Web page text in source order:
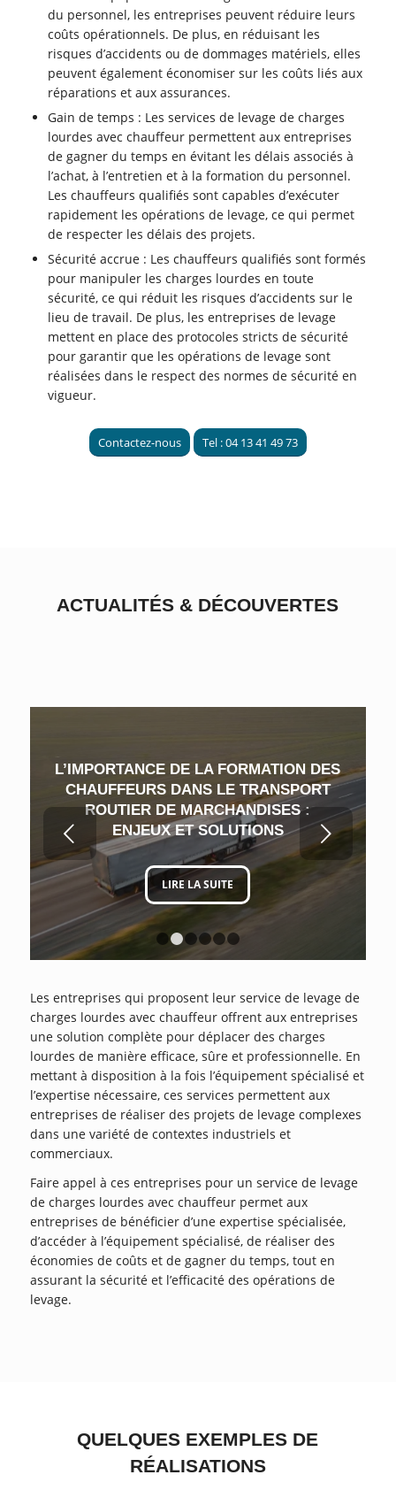
du personnel, les entreprises peuvent réduire leurs
coûts opérationnels. De plus, en réduisant les
risques d’accidents ou de dommages matériels, elles
peuvent également économiser sur les coûts liés aux
réparations et aux assurances.
Gain de temps : Les services de levage de charges
lourdes avec chauffeur permettent aux entreprises
de gagner du temps en évitant les délais associés à
l’achat, à l’entretien et à la formation du personnel.
Les chauffeurs qualifiés sont capables d’exécuter
rapidement les opérations de levage, ce qui permet
de respecter les délais des projets.
Sécurité accrue : Les chauffeurs qualifiés sont formés
pour manipuler les charges lourdes en toute
sécurité, ce qui réduit les risques d’accidents sur le
lieu de travail. De plus, les entreprises de levage
mettent en place des protocoles stricts de sécurité
pour garantir que les opérations de levage sont
réalisées dans le respect des normes de sécurité en
vigueur.
Contactez-nous Tel : 04 13 41 49 73
ACTUALITÉS & DÉCOUVERTES
L’IMPORTANCE DE LA FORMATION DES
CHAUFFEURS DANS LE TRANSPORT
ROUTIER DE MARCHANDISES :
ENJEUX ET SOLUTIONS
LIRE LA SUITE
Suivant
Les entreprises qui proposent leur service de levage de
charges lourdes avec chauffeur offrent aux entreprises
une solution complète pour déplacer des charges
lourdes de manière efficace, sûre et professionnelle. En
mettant à disposition à la fois l’équipement spécialisé et
l’expertise nécessaire, ces services permettent aux
entreprises de réaliser des projets de levage complexes
dans une variété de contextes industriels et
commerciaux.
Faire appel à ces entreprises pour un service de levage
de charges lourdes avec chauffeur permet aux
entreprises de bénéficier d’une expertise spécialisée,
d’accéder à l’équipement spécialisé, de réaliser des
économies de coûts et de gagner du temps, tout en
assurant la sécurité et l’efficacité des opérations de
levage.
QUELQUES EXEMPLES DE
RÉALISATIONS